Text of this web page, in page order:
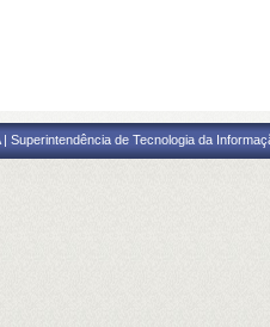
| Superintendência de Tecnologia da